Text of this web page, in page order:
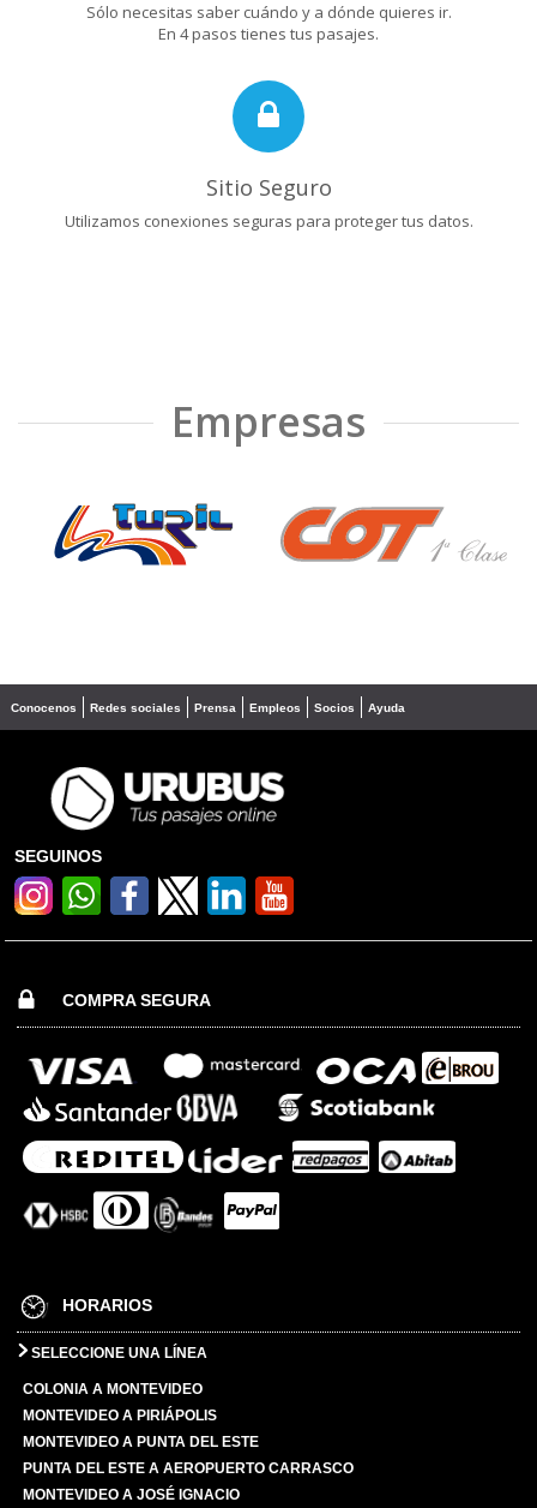
Sólo necesitas saber cuándo y a dónde quieres ir.
En 4 pasos tienes tus pasajes.
Sitio Seguro
Utilizamos conexiones seguras para proteger tus datos.
Empresas
❮ ❯
Conocenos Redes sociales Prensa Empleos Socios Ayuda
SEGUINOS
COMPRA SEGURA
HORARIOS
SELECCIONE UNA LÍNEA
COLONIA A MONTEVIDEO
MONTEVIDEO A PIRIÁPOLIS
MONTEVIDEO A PUNTA DEL ESTE
PUNTA DEL ESTE A AEROPUERTO CARRASCO
MONTEVIDEO A JOSÉ IGNACIO